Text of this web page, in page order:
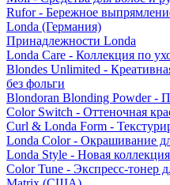
Rufor - Бережное
Londa (Германия)
Принадлежности Londa
Londa Care - Коллекция по
Blondes Unlimited -
без фольги
Blondoran Blonding Powder -
Color Switch - Оттеночная
Curl & Londa Form -
Londa Color - Окрашивание
Londa Style - Новая
Color Tune - Экспресс-тонер